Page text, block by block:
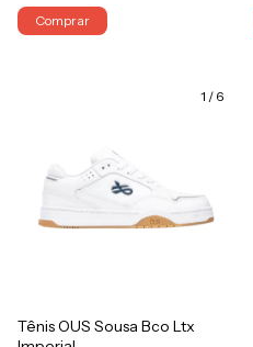
Comprar
1 / 6
Tênis OUS Sousa Bco Ltx